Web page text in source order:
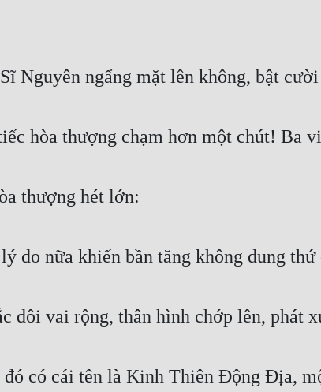
Nguyên ngẩng mặt lên không, bật cười
hòa thượng chạm hơn một chút! Ba
thượng hét lớn:
do nữa khiến bần tăng không dung
đôi vai rộng, thân hình chớp lên, phát
đó có cái tên là Kinh Thiên Động Địa,